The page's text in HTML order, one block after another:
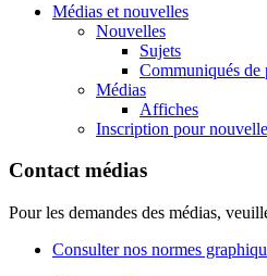
Médias et nouvelles
Nouvelles
Sujets
Communiqués de
Médias
Affiches
Inscription pour
Contact médias
Pour les demandes des médias,
Consulter nos normes